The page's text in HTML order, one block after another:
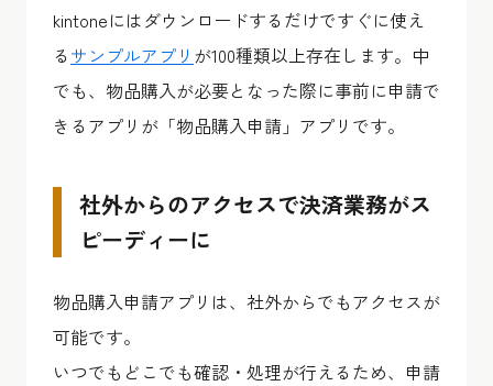
kintoneにはダウンロードするだけですぐに使え
るサンプルアプリ が100種類以上存在します。中
でも、物品購入が必要となった際に事前に申請で
きるアプリが「物品購入申請」アプリです。
社外からのアクセスで決済業務がス
ピーディーに
物品購入申請アプリは、社外からでもアクセスが
可能です。
いつでもどこでも確認・処理が行えるため、申請